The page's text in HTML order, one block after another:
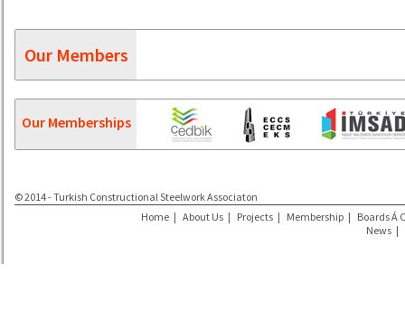
Our Members
Our Memberships
© 2014 - Turkish Constructional Steelwork Associaton
Home | About Us | Projects | Membership | Boards Á
News |